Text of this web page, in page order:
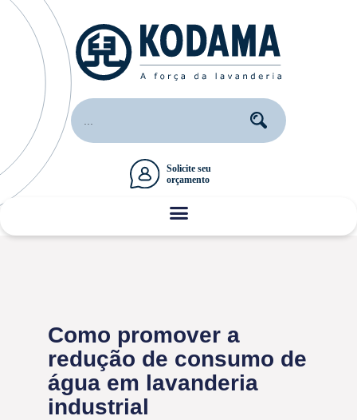
Como promover a
redução de consumo de
água em lavanderia
industrial